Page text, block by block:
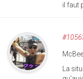
il faut
La